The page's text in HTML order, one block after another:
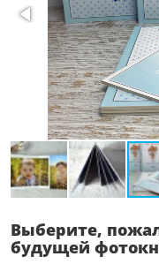
Выберите,
будущей